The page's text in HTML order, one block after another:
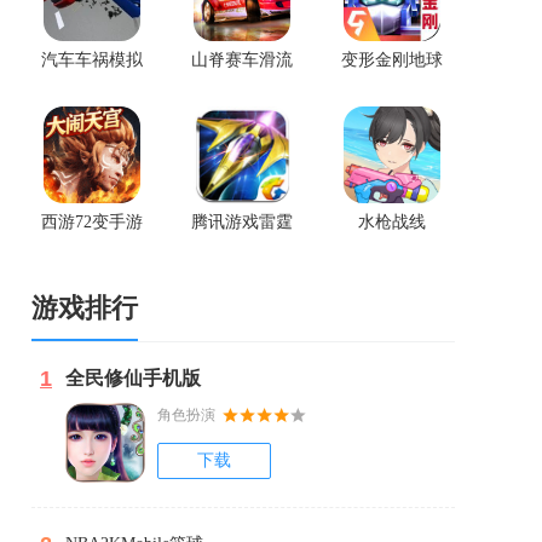
汽车车祸模拟 山脊赛车滑流 变形金刚地球
西游72变手游 腾讯游戏雷霆 水枪战线
游戏排行
1 全民修仙手机版
角色扮演
下载